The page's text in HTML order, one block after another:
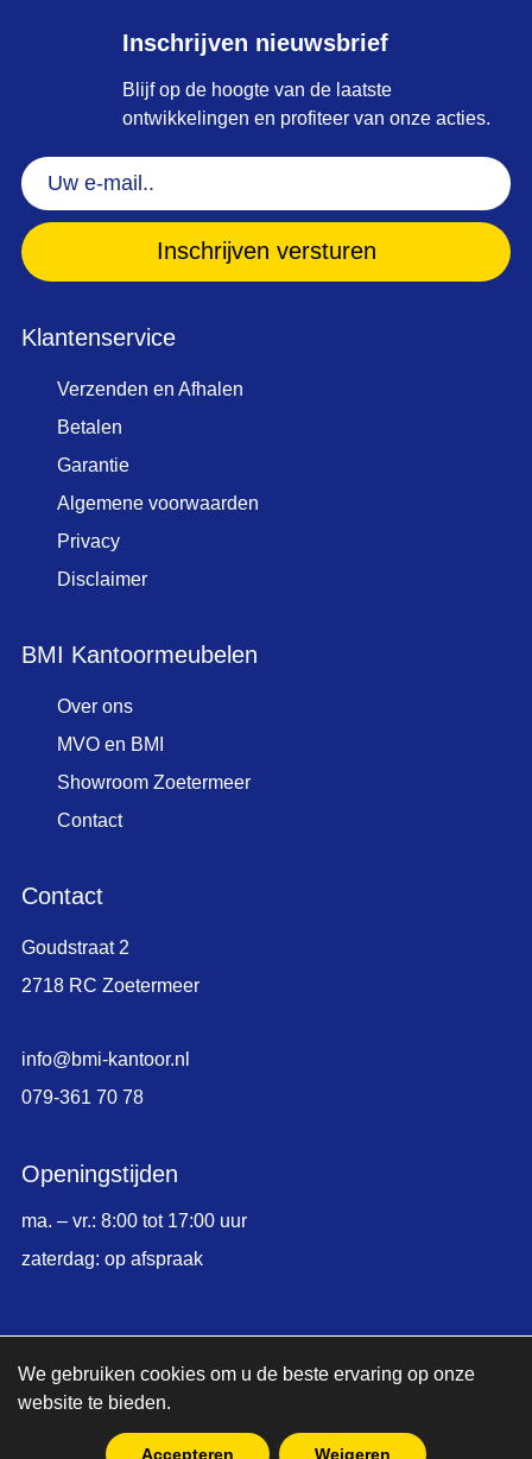
Inschrijven nieuwsbrief
Blijf op de hoogte van de laatste
ontwikkelingen en profiteer van onze acties.
Uw
e-
mail..
Klantenservice
Verzenden en Afhalen
Betalen
Garantie
Algemene voorwaarden
Privacy
Disclaimer
BMI Kantoormeubelen
Over ons
MVO en BMI
Showroom Zoetermeer
Contact
Contact
Goudstraat 2
2718 RC Zoetermeer
info@bmi-kantoor.nl
079-361 70 78
Openingstijden
ma. – vr.: 8:00 tot 17:00 uur
zaterdag: op afspraak
© Copyright 2026,BMI Kantoormeubelen
|Sitemap
We gebruiken cookies om u de beste ervaring op onze
website te bieden.
Accepteren Weigeren